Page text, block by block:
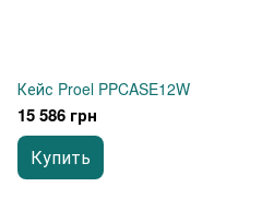
Кейс Proel PPCASE12W
15 586 грн
Купить